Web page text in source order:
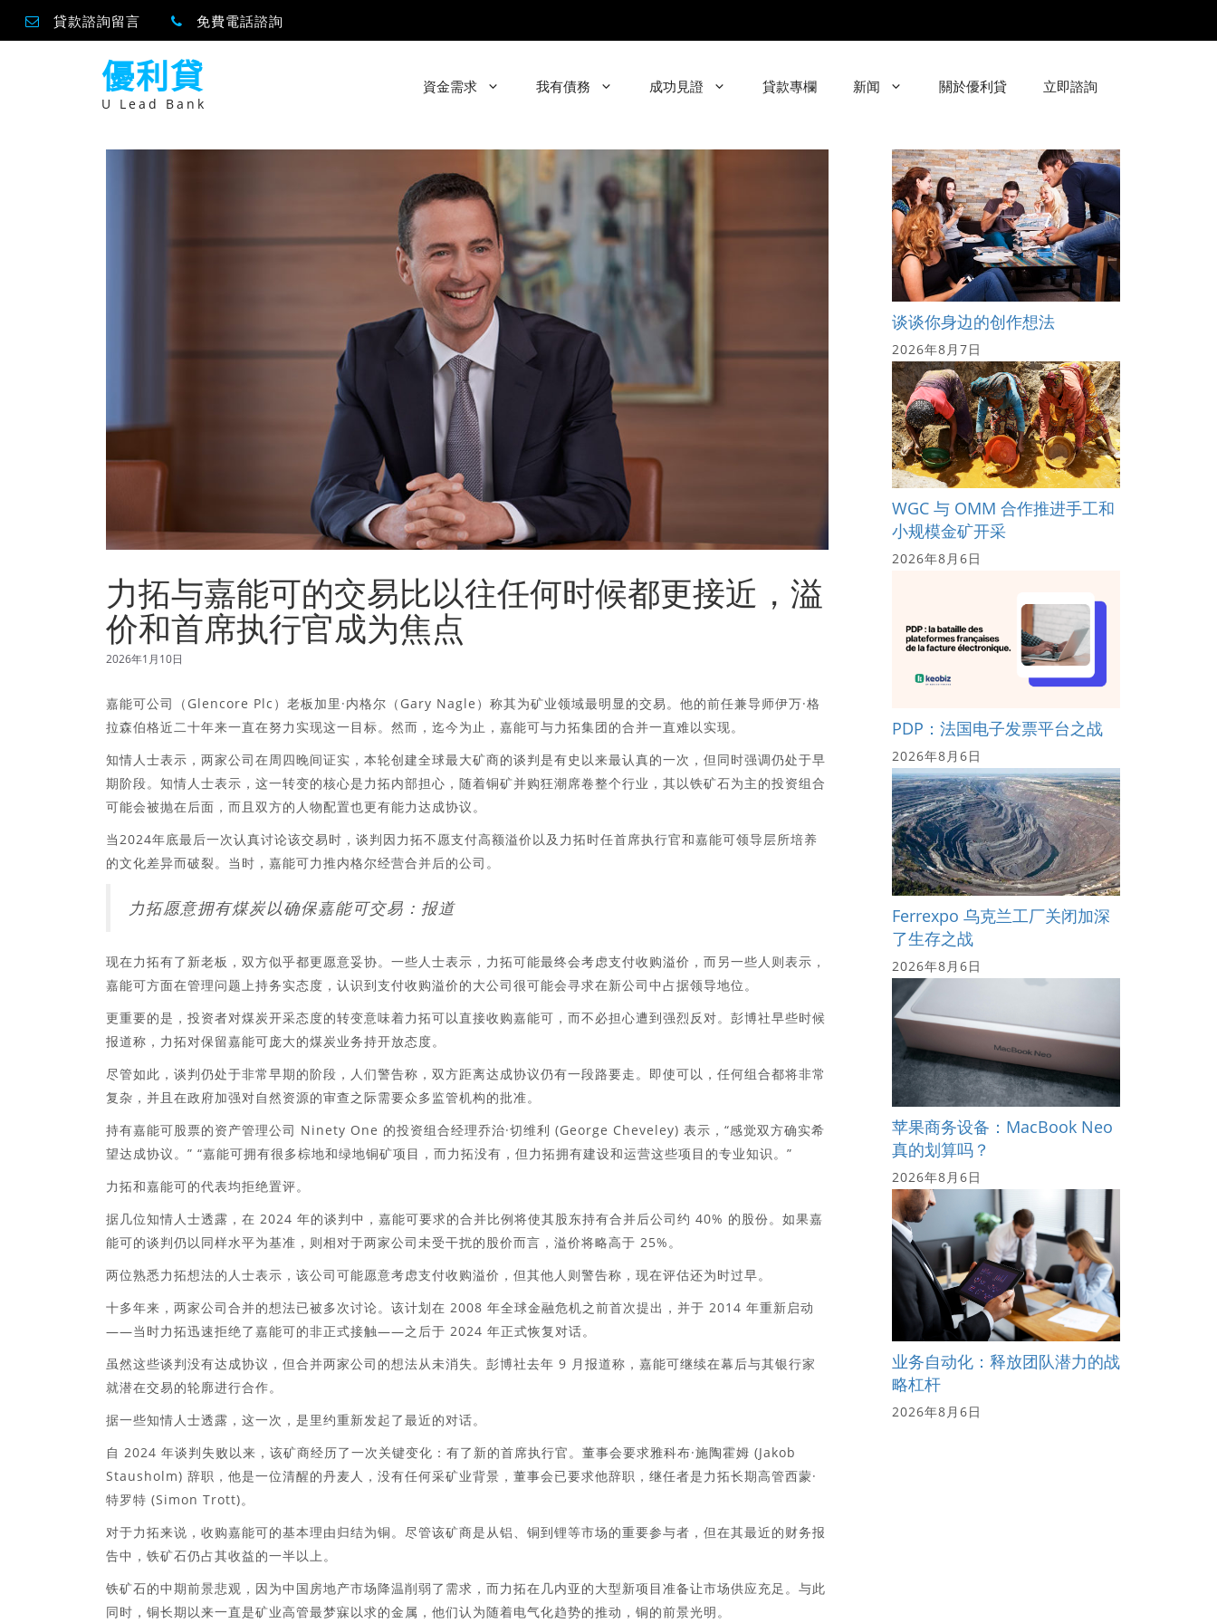
貸款諮詢留言 免費電話諮詢
優利貸
U Lead Bank
資金需求 我有債務 成功見證 貸款專欄 新闻 關於優利貸 立即諮詢
力拓与嘉能可的交易比以往任何时候都更接近，溢
价和首席执行官成为焦点
2026年1月10日
嘉能可公司（Glencore Plc）老板加里·内格尔（Gary Nagle）称其为矿业领域最明显的交易。他的前任兼导师伊万·格
拉森伯格近二十年来一直在努力实现这一目标。然而，迄今为止，嘉能可与力拓集团的合并一直难以实现。
知情人士表示，两家公司在周四晚间证实，本轮创建全球最大矿商的谈判是有史以来最认真的一次，但同时强调仍处于早
期阶段。知情人士表示，这一转变的核心是力拓内部担心，随着铜矿并购狂潮席卷整个行业，其以铁矿石为主的投资组合
可能会被抛在后面，而且双方的人物配置也更有能力达成协议。
当2024年底最后一次认真讨论该交易时，谈判因力拓不愿支​​付高额溢价以及力拓时任首席执行官和嘉能可领导层所培养
的文化差异而破裂。当时，嘉能可力推内格尔经营合并后的公司。
力拓愿意拥有煤炭以确保嘉能可交易：报道
现在力拓有了新老板，双方似乎都更愿意妥协。一些人士表示，力拓可能最终会考虑支付收购溢价，而另一些人则表示，
嘉能可方面在管理问题上持务实态度，认识到支付收购溢价的大公司很可能会寻求在新公司中占据领导地位。
更重要的是，投资者对煤炭开采态度的转变意味着力拓可以直接收购嘉能可，而不必担心遭到强烈反对。彭博社早些时候
报道称，力拓对保留嘉能可庞大的煤炭业务持开放态度。
尽管如此，谈判仍处于非常早期的阶段，人们警告称，双方距离达成协议仍有一段路要走。即使可以，任何组合都将非常
复杂，并且在政府加强对自然资源的审查之际需要众多监管机构的批准。
持有嘉能可股票的资产管理公司 Ninety One 的投资组合经理乔治·切维利 (George Cheveley) 表示，“感觉双方确实希
望达成协议。” “嘉能可拥有很多棕地和绿地铜矿项目，而力拓没有，但力拓拥有建设和运营这些项目的专业知识。”
力拓和嘉能可的代表均拒绝置评。
据几位知情人士透露，在 2024 年的谈判中，嘉能可要求的合并比例将使其股东持有合并后公司约 40% 的股份。如果嘉
能可的谈判仍以同样水平为基准，则相对于两家公司未受干扰的股价而言，溢价将略高于 25%。
两位熟悉力拓想法的人士表示，该公司可能愿意考虑支付收购溢价，但其他人则警告称，现在评估还为时过早。
十多年来，两家公司合并的想法已被多次讨论。该计划在 2008 年全球金融危机之前首次提出，并于 2014 年重新启动
——当时力拓迅速拒绝了嘉能可的非正式接触——之后于 2024 年正式恢复对话。
虽然这些谈判没有达成协议，但合并两家公司的想法从未消失。彭博社去年 9 月报道称，嘉能可继续在幕后与其银行家
就潜在交易的轮廓进行合作。
据一些知情人士透露，这一次，是里约重新发起了最近的对话。
自 2024 年谈判失败以来，该矿商经历了一次关键变化：有了新的首席执行官。董事会要求雅科布·施陶霍姆 (Jakob
Stausholm) 辞职，他是一位清醒的丹麦人，没有任何采矿业背景，董事会已要求他辞职，继任者是力拓长期高管西蒙·
特罗特 (Simon Trott)。
对于力拓来说，收购嘉能可的基本理由归结为铜。尽管该矿商是从铝、铜到锂等市场的重要参与者，但在其最近的财务报
告中，铁矿石仍占其收益的一半以上。
铁矿石的中期前景悲观，因为中国房地产市场降温削弱了需求，而力拓在几内亚的大型新项目准备让市场供应充足。与此
同时，铜长期以来一直是矿业高管最梦寐以求的金属，他们认为随着电气化趋势的推动，铜的前景光明。
谈谈你身边的创作想法
2026年8月7日
WGC 与 OMM 合作推进手工和
小规模金矿开采
2026年8月6日
PDP：法国电子发票平台之战
2026年8月6日
Ferrexpo 乌克兰工厂关闭加深
了生存之战
2026年8月6日
苹果商务设备：MacBook Neo
真的划算吗？
2026年8月6日
业务自动化：释放团队潜力的战
略杠杆
2026年8月6日